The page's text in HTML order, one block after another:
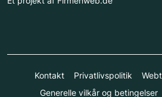
Kontakt Privatlivspolitik
Generelle vilkår og betingelser